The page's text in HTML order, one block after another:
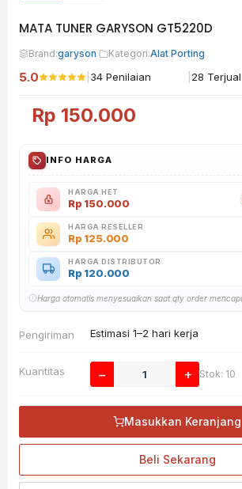
MATA TUNER GARYSON GT5220D
Brand:garyson· Kategori:Alat Porting
5.0 34 Penilaian 28 Terjual
Rp 150.000
INFO HARGA
HARGA HET
Rp 150.000
HARGA RESELLER
Rp 125.000
HARGA DISTRIBUTOR
Rp 120.000
Harga otomatis menyesuaikan saat qty order
Pengiriman Estimasi 1–2 hari kerja
Kuantitas − + Stok: 10
Masukkan Keranjang
Beli Sekarang